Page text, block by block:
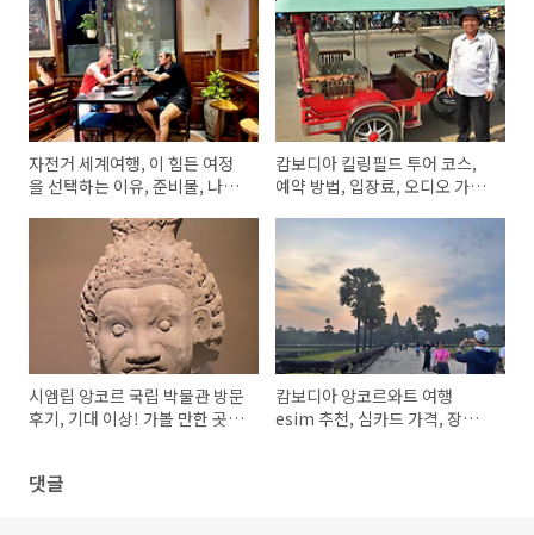
자전거 세계여행, 이 힘든 여정
을 선택하는 이유, 준비물, 나를
캄보디아 킬링필드 투어 코스,
예약 방법, 입장료, 오디오 가이
시엠립 앙코르 국립 박물관 방문
후기, 기대 이상! 가볼 만한 곳으
캄보디아 앙코르와트 여행
esim 추천, 심카드 가격, 장점,
댓글